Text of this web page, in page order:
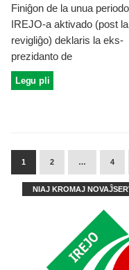
Finiĝon de la unua
IREJO-a aktivado (post la
revigliĝo) deklaris la eks-
prezidanto de
Legu pli
1 2 … 4
NIAJ KROMAJ